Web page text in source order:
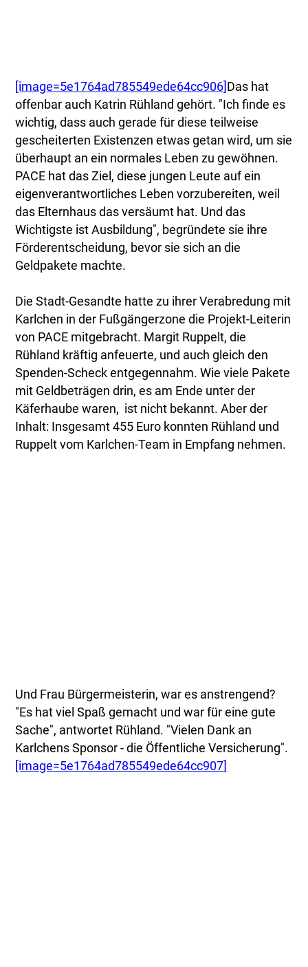
[image=5e1764ad785549ede64cc906] Das hat
offenbar auch Katrin Rühland gehört. "Ich finde es
wichtig, dass auch gerade für diese teilweise
gescheiterten Existenzen etwas getan wird, um sie
überhaupt an ein normales Leben zu gewöhnen.
PACE hat das Ziel, diese jungen Leute auf ein
eigenverantwortliches Leben vorzubereiten, weil
das Elternhaus das versäumt hat. Und das
Wichtigste ist Ausbildung", begründete sie ihre
Förderentscheidung, bevor sie sich an die
Geldpakete machte.
Die Stadt-Gesandte hatte zu ihrer Verabredung mit
Karlchen in der Fußgängerzone die Projekt-Leiterin
von PACE mitgebracht. Margit Ruppelt, die
Rühland kräftig anfeuerte, und auch gleich den
Spenden-Scheck entgegennahm. Wie viele Pakete
mit Geldbeträgen drin, es am Ende unter der
Käferhaube waren, ist nicht bekannt. Aber der
Inhalt: Insgesamt 455 Euro konnten Rühland und
Ruppelt vom Karlchen-Team in Empfang nehmen.
Und Frau Bürgermeisterin, war es anstrengend?
"Es hat viel Spaß gemacht und war für eine gute
Sache", antwortet Rühland. "Vielen Dank an
Karlchens Sponsor - die Öffentliche Versicherung".
[image=5e1764ad785549ede64cc907]